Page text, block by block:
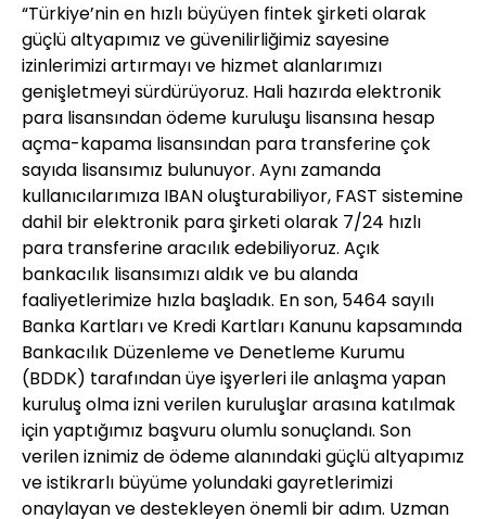
“Türkiye’nin en hızlı büyüyen fintek şirketi olarak
güçlü altyapımız ve güvenilirliğimiz sayesine
izinlerimizi artırmayı ve hizmet alanlarımızı
genişletmeyi sürdürüyoruz. Hali hazırda elektronik
para lisansından ödeme kuruluşu lisansına hesap
açma-kapama lisansından para transferine çok
sayıda lisansımız bulunuyor. Aynı zamanda
kullanıcılarımıza IBAN oluşturabiliyor, FAST sistemine
dahil bir elektronik para şirketi olarak 7/24 hızlı
para transferine aracılık edebiliyoruz. Açık
bankacılık lisansımızı aldık ve bu alanda
faaliyetlerimize hızla başladık. En son, 5464 sayılı
Banka Kartları ve Kredi Kartları Kanunu kapsamında
Bankacılık Düzenleme ve Denetleme Kurumu
(BDDK) tarafından üye işyerleri ile anlaşma yapan
kuruluş olma izni verilen kuruluşlar arasına katılmak
için yaptığımız başvuru olumlu sonuçlandı. Son
verilen iznimiz de ödeme alanındaki güçlü altyapımız
ve istikrarlı büyüme yolundaki gayretlerimizi
onaylayan ve destekleyen önemli bir adım. Uzman